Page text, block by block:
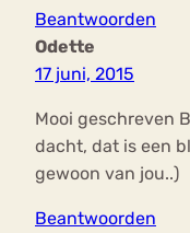
Beantwoorden
Odette
17 juni, 2015
Mooi geschreven
dacht, dat is een
gewoon van jou..)
Beantwoorden